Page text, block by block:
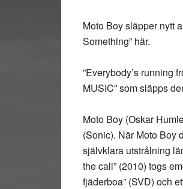
Moto Boy släpper nytt
Something” här.
”Everybody’s running
MUSIC” som släpps
Moto Boy (Oskar
(Sonic). När Moto Boy
självklara utstrålning
the call” (2010) togs
fjäderboa” (SVD) och